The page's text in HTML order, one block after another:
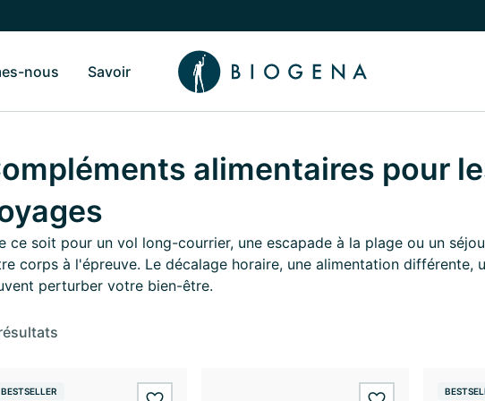
nous Basculer vers le sous-menu Qui sommes-nous
Savoir Basculer vers le sous-menu Savoir
alimentaires pour
ce soit pour un vol long-courrier, une escapade à la plage ou un
corps à l'épreuve. Le décalage horaire, une alimentation différente,
perturber votre bien-être.
BESTSELLER